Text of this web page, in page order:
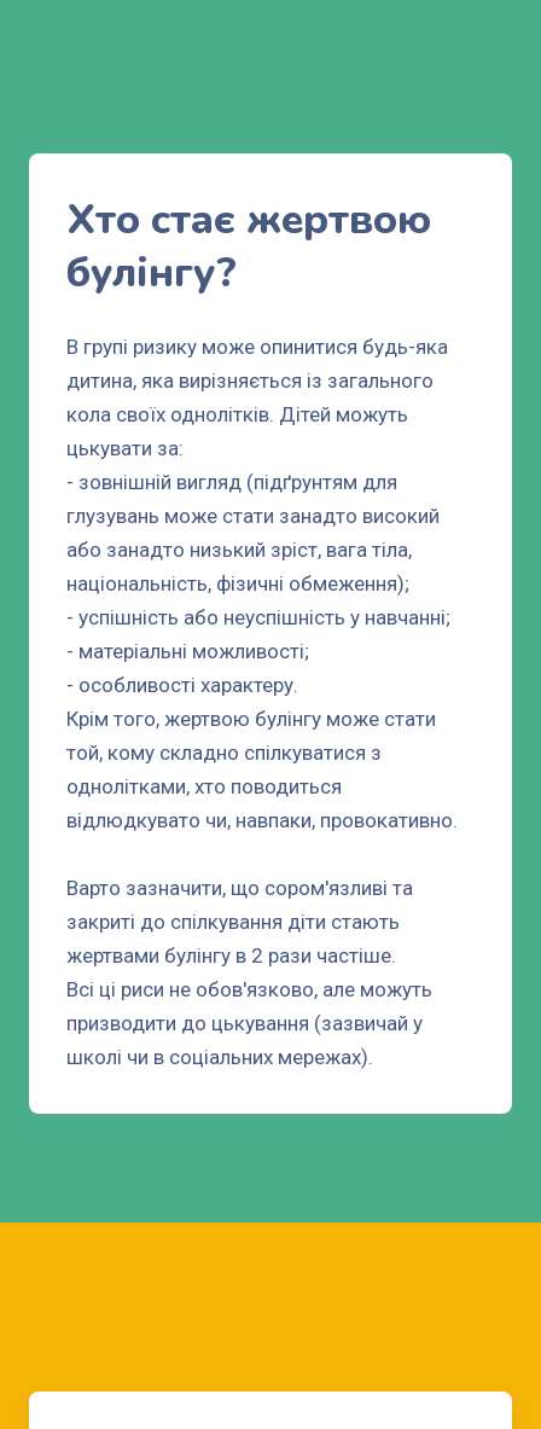
Хто стає жертвою
булінгу?
В групі ризику може опинитися будь-яка
дитина, яка вирізняється із загального
кола своїх однолітків. Дітей можуть
цькувати за:
- зовнішній вигляд (підґрунтям для
глузувань може стати занадто високий
або занадто низький зріст, вага тіла,
національність, фізичні обмеження);
- успішність або неуспішність у навчанні;
- матеріальні можливості;
- особливості характеру.
Крім того, жертвою булінгу може стати
той, кому складно спілкуватися з
однолітками, хто поводиться
відлюдкувато чи, навпаки, провокативно.
Варто зазначити, що сором'язливі та
закриті до спілкування діти стають
жертвами булінгу в 2 рази частіше.
Всі ці риси не обов'язково, але можуть
призводити до цькування (зазвичай у
школі чи в соціальних мережах).